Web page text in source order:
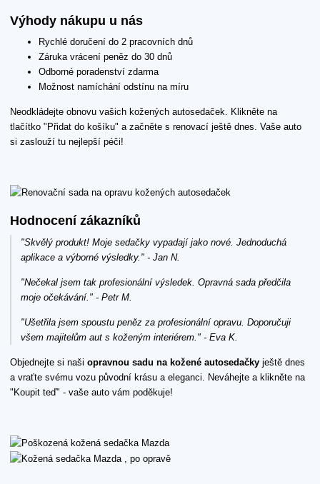
Výhody nákupu u nás
Rychlé doručení do 2 pracovních dnů
Záruka vrácení peněz do 30 dnů
Odborné poradenství zdarma
Možnost namíchání odstínu na míru
Neodkládejte obnovu vašich kožených autosedaček. Klikněte na
tlačítko "Přidat do košíku" a začněte s renovací ještě dnes. Vaše auto
si zaslouží tu nejlepší péči!
Hodnocení zákazníků
"Skvělý produkt! Moje sedačky vypadají jako nové. Jednoduchá
aplikace a výborné výsledky." - Jan N.
"Nečekal jsem tak profesionální výsledek. Opravná sada předčila
moje očekávání." - Petr M.
"Ušetřila jsem spoustu peněz za profesionální opravu. Doporučuji
všem majitelům aut s koženým interiérem." - Eva K.
Objednejte si naši opravnou sadu na kožené autosedačky ještě dnes
a vraťte svému vozu původní krásu a eleganci. Neváhejte a klikněte na
"Koupit teď" - vaše auto vám poděkuje!